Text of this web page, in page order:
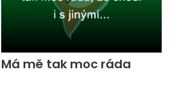
Má mě tak moc ráda